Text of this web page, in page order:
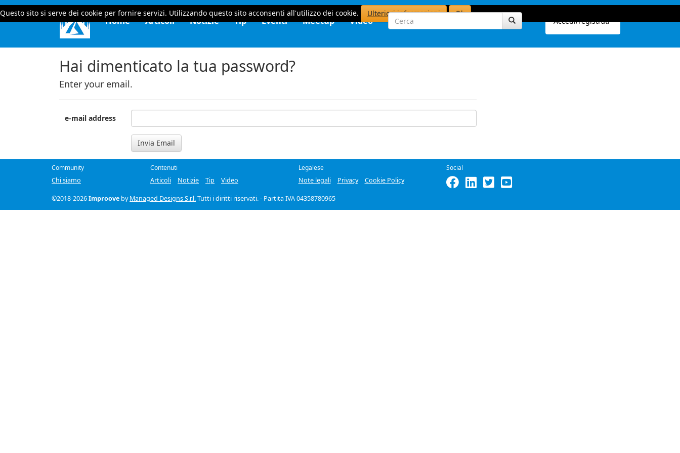
Questo sito si serve dei cookie per fornire servizi. Utilizzando questo sito acconsenti all'utilizzo dei cookie. Ulteriori informazioni Ok
Home Articoli Notizie Tip Eventi Meetup Video Accedi/registrati
Hai dimenticato la tua password?
Enter your email.
e-mail address
Invia Email
Community
Chi siamo
Contenuti
Articoli
Notizie Tip Video
Legalese
Note legali
Privacy Cookie Policy
Social
©2018-2026Improove byManaged Designs S.r.l.Tutti i diritti riservati. - Partita IVA 04358780965